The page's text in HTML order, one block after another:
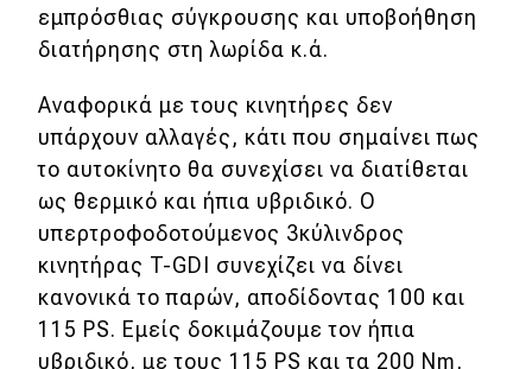
εμπρόσθιας σύγκρουσης και υποβοήθηση
διατήρησης στη λωρίδα κ.ά.
Αναφορικά με τους κινητήρες δεν
υπάρχουν αλλαγές, κάτι που σημαίνει πως
το αυτοκίνητο θα συνεχίσει να διατίθεται
ως θερμικό και ήπια υβριδικό. Ο
υπερτροφοδοτούμενος 3κύλινδρος
κινητήρας T-GDI συνεχίζει να δίνει
κανονικά το παρών, αποδίδοντας 100 και
115 PS. Εμείς δοκιμάζουμε τον ήπια
υβριδικό, με τους 115 PS και τα 200 Nm,